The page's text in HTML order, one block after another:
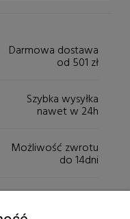
Darmowa dostawa
od 501 zł
Szybka wysyłka
nawet w 24h
Możliwość zwrotu
do 14dni
dzięki szyfrowaniu SSL